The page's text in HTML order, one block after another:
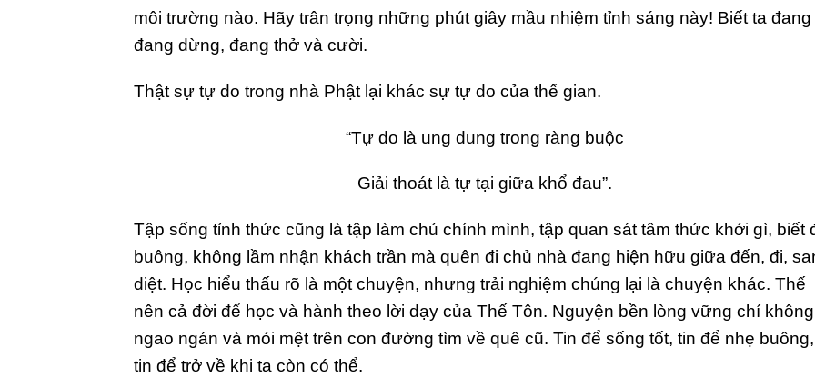
môi trường nào. Hãy trân trọng những phút giây mầu nhiệm tỉnh sáng này! Biết ta đang
đang dừng, đang thở và cười.
Thật sự tự do trong nhà Phật lại khác sự tự do của thế gian.
“Tự do là ung dung trong ràng buộc
Giải thoát là tự tại giữa khổ đau”.
Tập sống tỉnh thức cũng là tập làm chủ chính mình, tập quan sát tâm thức khởi gì, biết
buông, không lầm nhận khách trần mà quên đi chủ nhà đang hiện hữu giữa đến, đi,
diệt. Học hiểu thấu rõ là một chuyện, nhưng trải nghiệm chúng lại là chuyện khác. Thế
nên cả đời để học và hành theo lời dạy của Thế Tôn. Nguyện bền lòng vững chí không
ngao ngán và mỏi mệt trên con đường tìm về quê cũ. Tin để sống tốt, tin để nhẹ buông,
tin để trở về khi ta còn có thể.